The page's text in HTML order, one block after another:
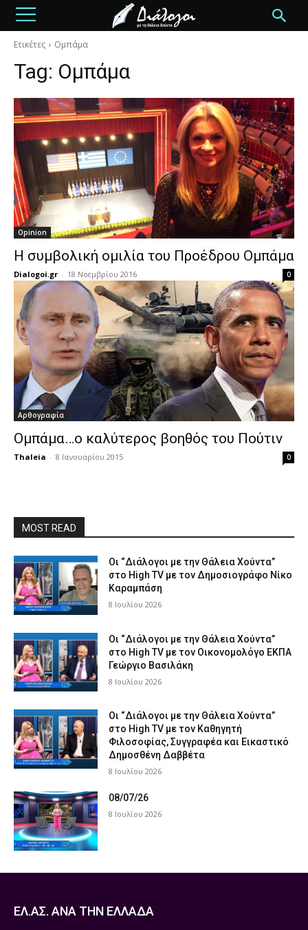
Ετικέτες Ομπάμα
Tag: Ομπάμα
Opinion
Η συμβολική ομιλία του Προέδρου Ομπάμα
Dialogoi.gr - 18 Νοεμβρίου 2016 0
Αρθογραφία
Ομπάμα…ο καλύτερος βοηθός του Πούτιν
Thaleia - 8 Ιανουαρίου 2015 0
MOST READ
Οι “Διάλογοι με την Θάλεια Χούντα”
στο High TV με τον Δημοσιογράφο Νίκο
Καραμπάση
8 Ιουλίου 2026
Οι “Διάλογοι με την Θάλεια Χούντα”
στο High TV με τον Οικονομολόγο ΕΚΠΑ
Γεώργιο Βασιλάκη
8 Ιουλίου 2026
Οι “Διάλογοι με την Θάλεια Χούντα”
στο High TV με τον Καθηγητή
Φιλοσοφίας, Συγγραφέα και Εικαστικό
Δημοσθένη Δαββέτα
8 Ιουλίου 2026
08/07/26
8 Ιουλίου 2026
ΕΛ.ΑΣ. ΑΝΑ ΤΗΝ ΕΛΛΑΔΑ